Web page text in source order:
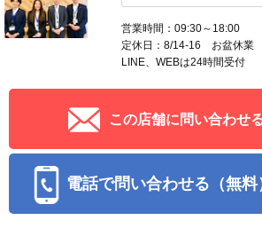
営業時間：09:30～18:00
定休日：8/14-16 お盆休業
LINE、WEBは24時間受付
この店舗に問い合わせ
電話で問い合わせる（無料